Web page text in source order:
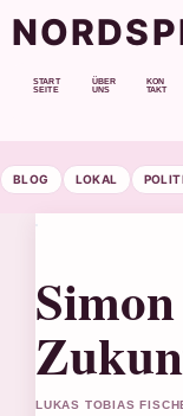
START
SEITE
ÜBER
UNS
KON
TAKT
BLOG LOKAL
LUKAS TOBIAS